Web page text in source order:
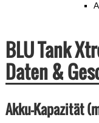
BLU Tank
Daten &
Akku-Kapazität